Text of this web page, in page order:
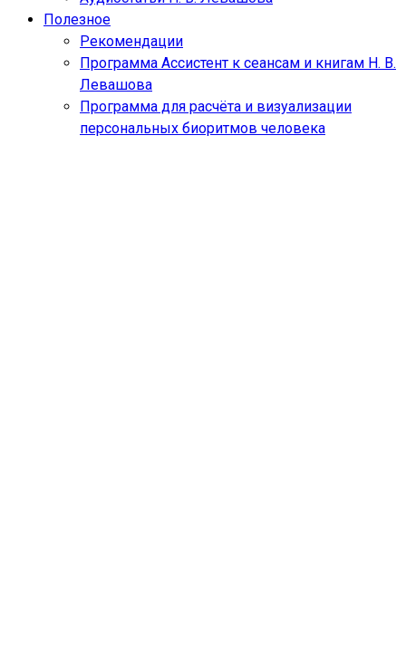
Полезное
Рекомендации
Программа Ассистент к сеансам и книгам Н. В.
Левашова
Программа для расчёта и визуализации
персональных биоритмов человека